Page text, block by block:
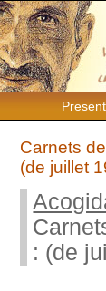
Carnets
(de juillet
: (de